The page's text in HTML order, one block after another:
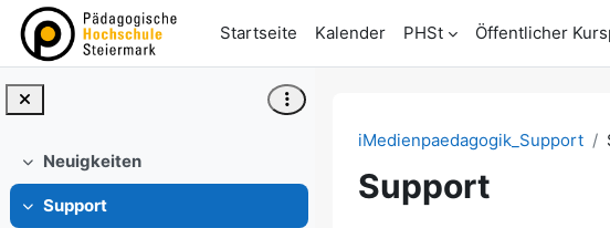
Zum Hauptinhalt
Startseite
Kalender PHSt Öffentlicher
Einklappen
Neuigkeiten
Einklappen
Support
iMedienpaedagogik_Support
Support